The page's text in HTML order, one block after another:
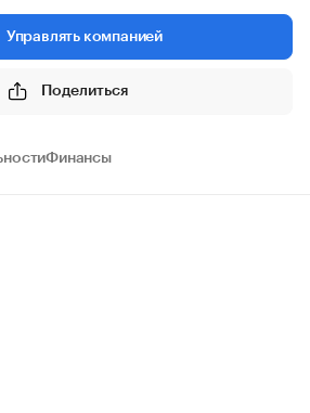
Управлять компанией
Поделиться
Финансы